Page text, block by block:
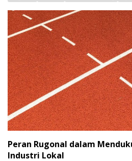
Peran Rugonal dalam
Industri Lokal